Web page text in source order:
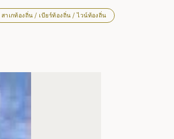
สาเกท้องถิ่น / เบียร์ท้องถิ่น / ไวน์ท้องถิ่น